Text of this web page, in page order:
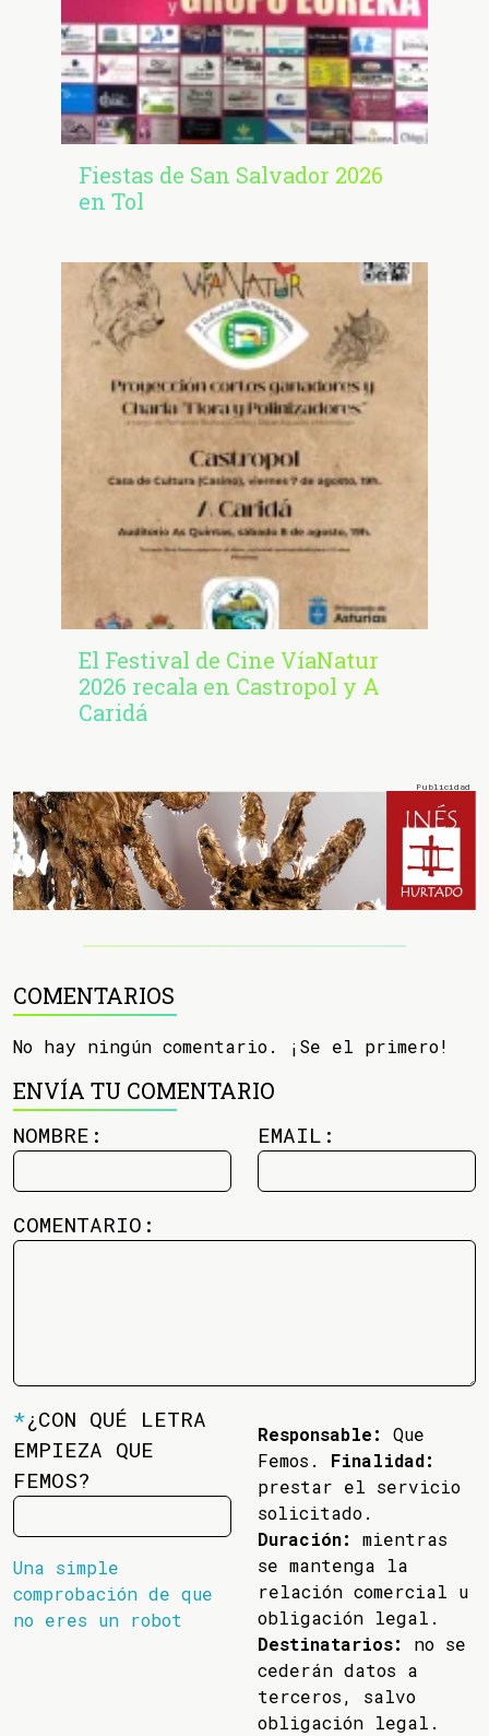
Fiestas de San Salvador 2026
en Tol
El Festival de Cine VíaNatur
2026 recala en Castropol y A
Caridá
COMENTARIOS
No hay ningún comentario. ¡Se el primero!
ENVÍA TU COMENTARIO
NOMBRE: EMAIL:
COMENTARIO:
*¿CON QUÉ LETRA
EMPIEZA QUE
FEMOS?
Una simple
comprobación de que
no eres un robot
Responsable:
Que
Femos. Finalidad:
prestar el servicio
solicitado.
Duración:
mientras
se mantenga la
relación comercial u
obligación legal.
Destinatarios:
no se
cederán datos a
terceros, salvo
obligación legal.